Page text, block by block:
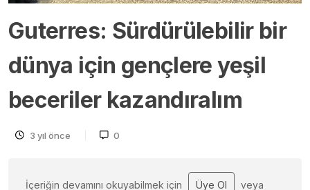
Guterres: Sürdürülebilir bir
dünya için gençlere yeşil
beceriler kazandıralım
3 yıl önce 0
İçeriğin devamını okuyabilmek için Üye Ol veya